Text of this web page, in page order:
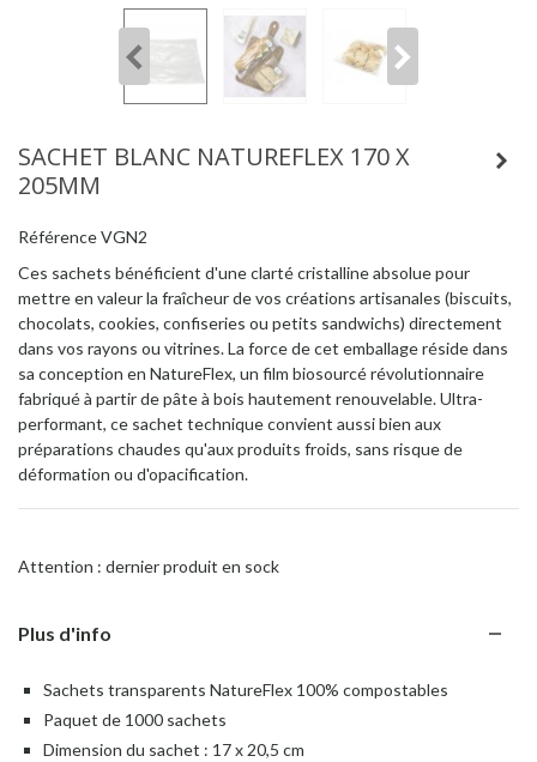
SACHET BLANC NATUREFLEX 170 X
205MM
RéférenceVGN2
Ces sachets bénéficient d'une clarté cristalline absolue pour
mettre en valeur la fraîcheur de vos créations artisanales (biscuits,
chocolats, cookies, confiseries ou petits sandwichs) directement
dans vos rayons ou vitrines. La force de cet emballage réside dans
sa conception en NatureFlex, un film biosourcé révolutionnaire
fabriqué à partir de pâte à bois hautement renouvelable. Ultra-
performant, ce sachet technique convient aussi bien aux
préparations chaudes qu'aux produits froids, sans risque de
déformation ou d'opacification.
Attention : dernier produit en sock
Plus d'info
Sachets transparents NatureFlex 100% compostables
Paquet de 1000 sachets
Dimension du sachet : 17 x 20,5 cm